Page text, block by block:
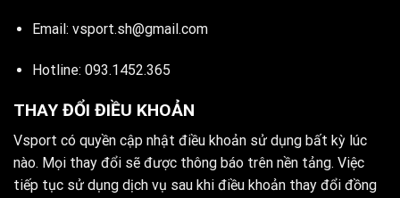
Email: vsport.sh@gmail.com
Hotline: 093.1452.365
THAY ĐỔI ĐIỀU KHOẢN
Vsport có quyền cập nhật điều khoản sử dụng bất kỳ lúc
nào. Mọi thay đổi sẽ được thông báo trên nền tảng. Việc
tiếp tục sử dụng dịch vụ sau khi điều khoản thay đổi đồng